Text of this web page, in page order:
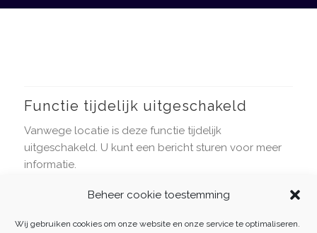
Beheer cookie toestemming
Wij gebruiken cookies om onze website en onze service te optimaliseren.
Functie tijdelijk uitgeschakeld
Vanwege locatie is deze functie tijdelijk
uitgeschakeld. U kunt een bericht sturen voor meer
informatie.